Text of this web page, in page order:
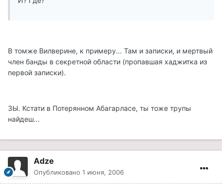
В томже Вилверине, к примеру... Там и записки, и мертвый
член банды в секретной области (пропавшая хаджитка из
первой записки).
ЗЫ. Кстати в Потерянном Абагарласе, ты тоже трупы
найдеш...
Adze
Опубликовано 1 июня, 2006